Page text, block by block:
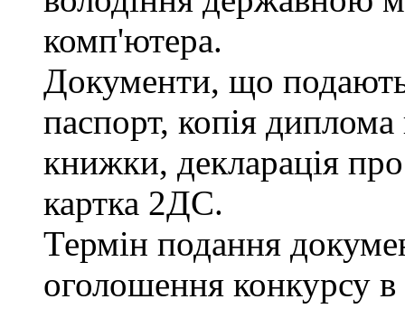
комп'ютера.
Документи, що
паспорт, копія диплома
книжки, декларація
картка 2ДС.
Термін подання
оголошення конкурсу в